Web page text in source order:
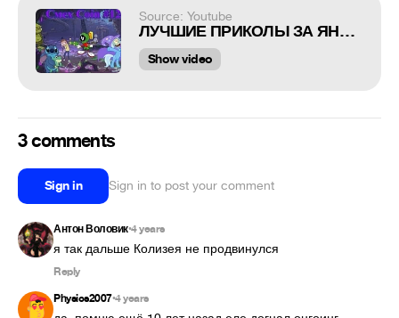
Source: Youtube
ЛУЧШИЕ ПРИКОЛЫ ЗА ЯНВАРЬ 2023 / СМЕШНЫЕ МОМЕНТЫ ИЗ TIK TOK / BEST COUB #126
Show video
3 comments
Sign in Sign in to post your comment
Антон Воловик•4 years
я так дальше Колизея не продвинулся
Reply
Physics2007•4 years